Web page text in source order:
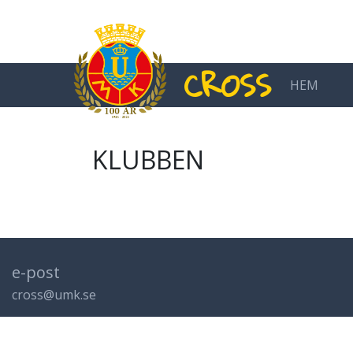
MAIN NAVIGATION CROSS HEM
KLUBBEN
e-post
cross@umk.se